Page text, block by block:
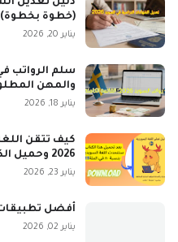
(خطوة بخطوة)
يناير 20, 2026
والمهن
يناير 18, 2026
2026 وحميل الكتاب السحري PDF)
يناير 23, 2026
أفضل تطبيقات
يناير 02, 2026